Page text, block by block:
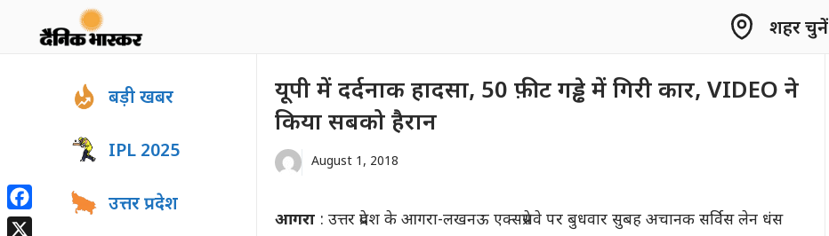
शहर चुनें
यूपी में दर्दनाक हादसा, 50 फ़ीट गड्ढे में गिरी कार, VIDEO ने
किया सबको हैरान
August 1, 2018
आगरा : उत्तर प्रदेश के आगरा-लखनऊ एक्सप्रेसवे पर बुधवार सुबह अचानक सर्विस लेन धंस
बड़ी खबर
IPL 2025
उत्तर प्रदेश
Facebook